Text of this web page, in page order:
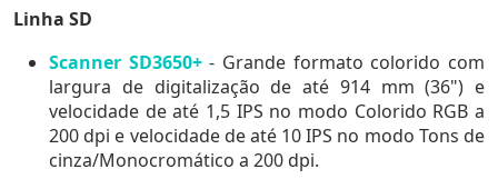
Linha SD
Scanner SD3650+- Grande formato colorido com
largura de digitalização de até 914 mm (36") e
velocidade de até 1,5 IPS no modo Colorido RGB a
200 dpi e velocidade de até 10 IPS no modo Tons de
cinza/Monocromático a 200 dpi.